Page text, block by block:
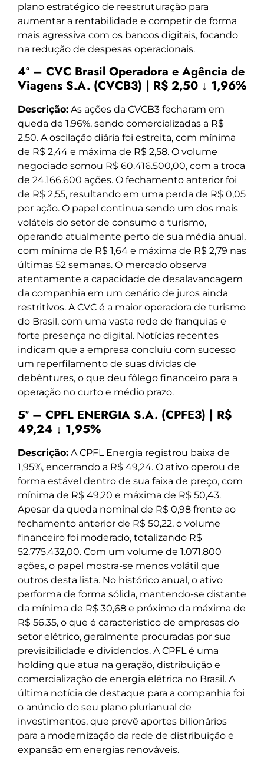
plano estratégico de reestruturação para
aumentar a rentabilidade e competir de forma
mais agressiva com os bancos digitais, focando
na redução de despesas operacionais.
4º – CVC Brasil Operadora e Agência de
Viagens S.A. (CVCB3) | R$ 2,50 ↓ 1,96%
Descrição: As ações da CVCB3 fecharam em
queda de 1,96%, sendo comercializadas a R$
2,50. A oscilação diária foi estreita, com mínima
de R$ 2,44 e máxima de R$ 2,58. O volume
negociado somou R$ 60.416.500,00, com a troca
de 24.166.600 ações. O fechamento anterior foi
de R$ 2,55, resultando em uma perda de R$ 0,05
por ação. O papel continua sendo um dos mais
voláteis do setor de consumo e turismo,
operando atualmente perto de sua média anual,
com mínima de R$ 1,64 e máxima de R$ 2,79 nas
últimas 52 semanas. O mercado observa
atentamente a capacidade de desalavancagem
da companhia em um cenário de juros ainda
restritivos. A CVC é a maior operadora de turismo
do Brasil, com uma vasta rede de franquias e
forte presença no digital. Notícias recentes
indicam que a empresa concluiu com sucesso
um reperfilamento de suas dívidas de
debêntures, o que deu fôlego financeiro para a
operação no curto e médio prazo.
5º – CPFL ENERGIA S.A. (CPFE3) | R$
49,24 ↓ 1,95%
Descrição: A CPFL Energia registrou baixa de
1,95%, encerrando a R$ 49,24. O ativo operou de
forma estável dentro de sua faixa de preço, com
mínima de R$ 49,20 e máxima de R$ 50,43.
Apesar da queda nominal de R$ 0,98 frente ao
fechamento anterior de R$ 50,22, o volume
financeiro foi moderado, totalizando R$
52.775.432,00. Com um volume de 1.071.800
ações, o papel mostra-se menos volátil que
outros desta lista. No histórico anual, o ativo
performa de forma sólida, mantendo-se distante
da mínima de R$ 30,68 e próximo da máxima de
R$ 56,35, o que é característico de empresas do
setor elétrico, geralmente procuradas por sua
previsibilidade e dividendos. A CPFL é uma
holding que atua na geração, distribuição e
comercialização de energia elétrica no Brasil. A
última notícia de destaque para a companhia foi
o anúncio do seu plano plurianual de
investimentos, que prevê aportes bilionários
para a modernização da rede de distribuição e
expansão em energias renováveis.